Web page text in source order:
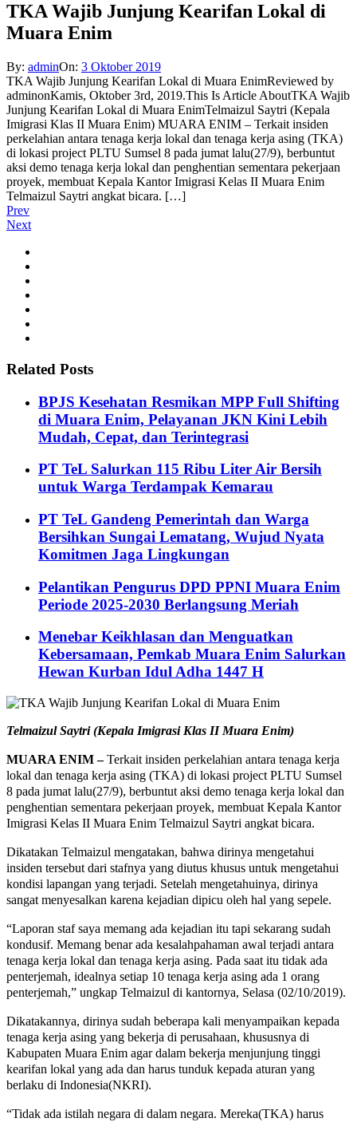
TKA Wajib Junjung Kearifan Lokal di
Muara Enim
By: adminOn: 3 Oktober 2019
TKA Wajib Junjung Kearifan Lokal di Muara EnimReviewed by
adminonKamis, Oktober 3rd, 2019.This Is Article AboutTKA Wajib
Junjung Kearifan Lokal di Muara EnimTelmaizul Saytri (Kepala
Imigrasi Klas II Muara Enim) MUARA ENIM – Terkait insiden
perkelahian antara tenaga kerja lokal dan tenaga kerja asing (TKA)
di lokasi project PLTU Sumsel 8 pada jumat lalu(27/9), berbuntut
aksi demo tenaga kerja lokal dan penghentian sementara pekerjaan
proyek, membuat Kepala Kantor Imigrasi Kelas II Muara Enim
Telmaizul Saytri angkat bicara. […]
Prev
Next
Related Posts
BPJS Kesehatan Resmikan MPP Full Shifting
di Muara Enim, Pelayanan JKN Kini Lebih
Mudah, Cepat, dan Terintegrasi
PT TeL Salurkan 115 Ribu Liter Air Bersih
untuk Warga Terdampak Kemarau
PT TeL Gandeng Pemerintah dan Warga
Bersihkan Sungai Lematang, Wujud Nyata
Komitmen Jaga Lingkungan
Pelantikan Pengurus DPD PPNI Muara Enim
Periode 2025-2030 Berlangsung Meriah
Menebar Keikhlasan dan Menguatkan
Kebersamaan, Pemkab Muara Enim Salurkan
Hewan Kurban Idul Adha 1447 H
Telmaizul Saytri (Kepala Imigrasi Klas II Muara Enim)
MUARA ENIM –Terkait insiden perkelahian antara tenaga kerja
lokal dan tenaga kerja asing (TKA) di lokasi project PLTU Sumsel
8 pada jumat lalu(27/9), berbuntut aksi demo tenaga kerja lokal dan
penghentian sementara pekerjaan proyek, membuat Kepala Kantor
Imigrasi Kelas II Muara Enim Telmaizul Saytri angkat bicara.
Dikatakan Telmaizul mengatakan, bahwa dirinya mengetahui
insiden tersebut dari stafnya yang diutus khusus untuk mengetahui
kondisi lapangan yang terjadi. Setelah mengetahuinya, dirinya
sangat menyesalkan karena kejadian dipicu oleh hal yang sepele.
“Laporan staf saya memang ada kejadian itu tapi sekarang sudah
kondusif. Memang benar ada kesalahpahaman awal terjadi antara
tenaga kerja lokal dan tenaga kerja asing. Pada saat itu tidak ada
penterjemah, idealnya setiap 10 tenaga kerja asing ada 1 orang
penterjemah,” ungkap Telmaizul di kantornya, Selasa (02/10/2019).
Dikatakannya, dirinya sudah beberapa kali menyampaikan kepada
tenaga kerja asing yang bekerja di perusahaan, khususnya di
Kabupaten Muara Enim agar dalam bekerja menjunjung tinggi
kearifan lokal yang ada dan harus tunduk kepada aturan yang
berlaku di Indonesia(NKRI).
“Tidak ada istilah negara di dalam negara. Mereka(TKA) harus